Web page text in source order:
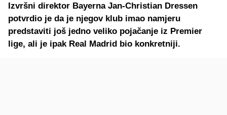
Izvršni direktor Bayerna Jan-Christian Dressen
potvrdio je da je njegov klub imao namjeru
predstaviti još jedno veliko pojačanje iz Premier
lige, ali je ipak Real Madrid bio konkretniji.